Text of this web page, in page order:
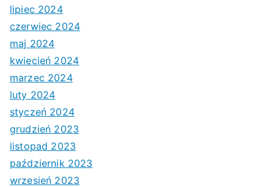
lipiec 2024
czerwiec 2024
maj 2024
kwiecień 2024
marzec 2024
luty 2024
styczeń 2024
grudzień 2023
listopad 2023
październik 2023
wrzesień 2023